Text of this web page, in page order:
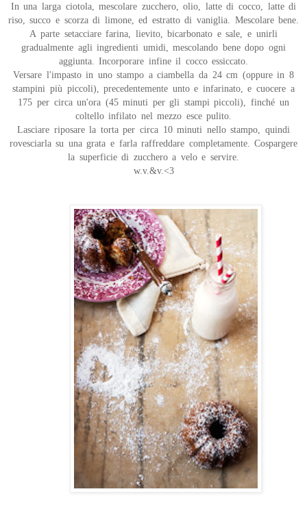
In una larga ciotola, mescolare zucchero, olio, latte di cocco, latte di
riso, succo e scorza di limone, ed estratto di vaniglia. Mescolare bene.
A parte setacciare farina, lievito, bicarbonato e sale, e unirli
gradualmente agli ingredienti umidi, mescolando bene dopo ogni
aggiunta. Incorporare infine il cocco essiccato.
Versare l'impasto in uno stampo a ciambella da 24 cm (oppure in 8
stampini più piccoli), precedentemente unto e infarinato, e cuocere a
175 per circa un'ora (45 minuti per gli stampi piccoli), finché un
coltello infilato nel mezzo esce pulito.
Lasciare riposare la torta per circa 10 minuti nello stampo, quindi
rovesciarla su una grata e farla raffreddare completamente. Cospargere
la superficie di zucchero a velo e servire.
w.v.&v.<3